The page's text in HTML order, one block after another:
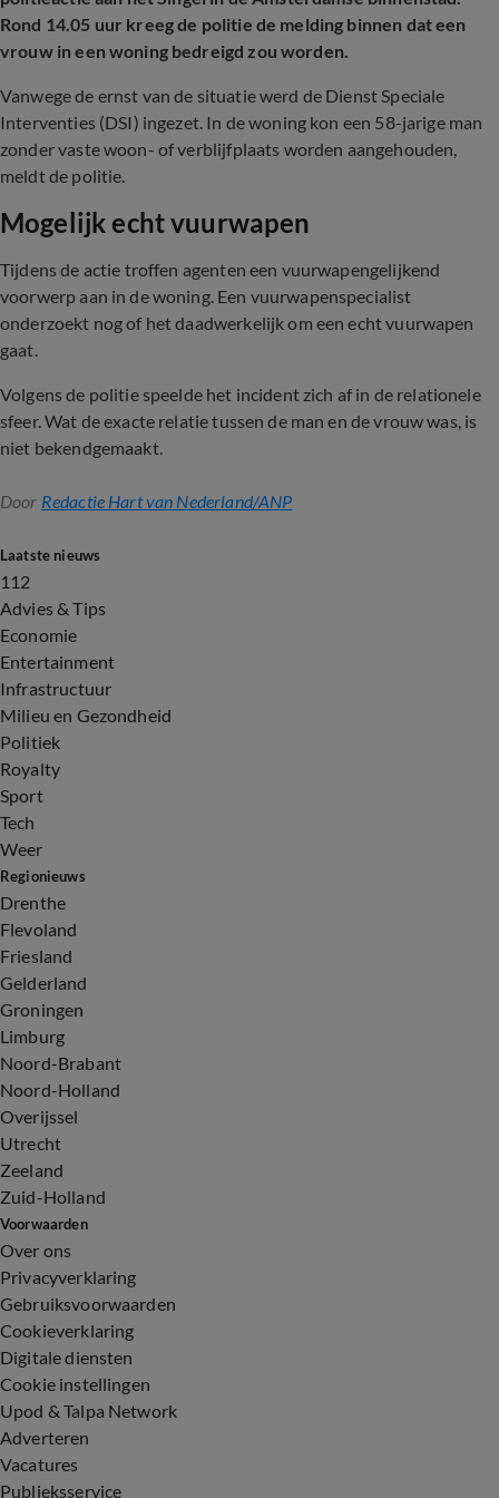
Rond 14.05 uur kreeg de politie de melding binnen dat een
vrouw in een woning bedreigd zou worden.
Vanwege de ernst van de situatie werd de Dienst Speciale
Interventies (DSI) ingezet. In de woning kon een 58-jarige man
zonder vaste woon- of verblijfplaats worden aangehouden,
meldt de politie.
Mogelijk echt vuurwapen
Tijdens de actie troffen agenten een vuurwapengelijkend
voorwerp aan in de woning. Een vuurwapenspecialist
onderzoekt nog of het daadwerkelijk om een echt vuurwapen
gaat.
Volgens de politie speelde het incident zich af in de relationele
sfeer. Wat de exacte relatie tussen de man en de vrouw was, is
niet bekendgemaakt.
Door Redactie Hart van Nederland/ANP
Laatste nieuws
112
Advies & Tips
Economie
Entertainment
Infrastructuur
Milieu en Gezondheid
Politiek
Royalty
Sport
Tech
Weer
Regionieuws
Drenthe
Flevoland
Friesland
Gelderland
Groningen
Limburg
Noord-Brabant
Noord-Holland
Overijssel
Utrecht
Zeeland
Zuid-Holland
Voorwaarden
Over ons
Privacyverklaring
Gebruiksvoorwaarden
Cookieverklaring
Digitale diensten
Cookie instellingen
Upod & Talpa Network
Adverteren
Vacatures
Publieksservice